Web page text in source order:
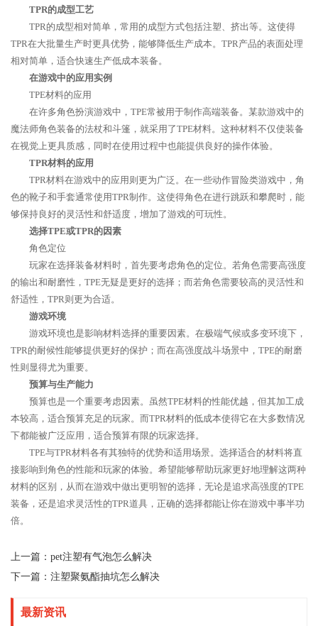
TPR的成型工艺
TPR的成型相对简单，常用的成型方式包括注塑、挤出等。这使得
TPR在大批量生产时更具优势，能够降低生产成本。TPR产品的表面处理
相对简单，适合快速生产低成本装备。
在游戏中的应用实例
TPE材料的应用
在许多角色扮演游戏中，TPE常被用于制作高端装备。某款游戏中的
魔法师角色装备的法杖和斗篷，就采用了TPE材料。这种材料不仅使装备
在视觉上更具质感，同时在使用过程中也能提供良好的操作体验。
TPR材料的应用
TPR材料在游戏中的应用则更为广泛。在一些动作冒险类游戏中，角
色的靴子和手套通常使用TPR制作。这使得角色在进行跳跃和攀爬时，能
够保持良好的灵活性和舒适度，增加了游戏的可玩性。
选择TPE或TPR的因素
角色定位
玩家在选择装备材料时，首先要考虑角色的定位。若角色需要高强度
的输出和耐磨性，TPE无疑是更好的选择；而若角色需要较高的灵活性和
舒适性，TPR则更为合适。
游戏环境
游戏环境也是影响材料选择的重要因素。在极端气候或多变环境下，
TPR的耐候性能够提供更好的保护；而在高强度战斗场景中，TPE的耐磨
性则显得尤为重要。
预算与生产能力
预算也是一个重要考虑因素。虽然TPE材料的性能优越，但其加工成
本较高，适合预算充足的玩家。而TPR材料的低成本使得它在大多数情况
下都能被广泛应用，适合预算有限的玩家选择。
TPE与TPR材料各有其独特的优势和适用场景。选择适合的材料将直
接影响到角色的性能和玩家的体验。希望能够帮助玩家更好地理解这两种
材料的区别，从而在游戏中做出更明智的选择，无论是追求高强度的TPE
装备，还是追求灵活性的TPR道具，正确的选择都能让你在游戏中事半功
倍。
上一篇： pet注塑有气泡怎么解决
下一篇： 注塑聚氨酯抽坑怎么解决
最新资讯